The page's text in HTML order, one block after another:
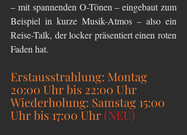
– mit spannenden O-Tönen – eingebaut zum
Beispiel in kurze Musik-Atmos – also ein
Reise-Talk, der locker präsentiert einen roten
Faden hat.
Erstausstrahlung: Montag
20:00 Uhr bis 22:00 Uhr
Wiederholung: Samstag 15:00
Uhr bis 17:00 Uhr (NEU)